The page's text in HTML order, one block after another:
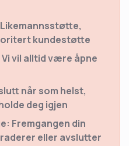
kundestøtte
vil alltid være åpne
når som helst,
deg igjen
Fremgangen din
eller avslutter